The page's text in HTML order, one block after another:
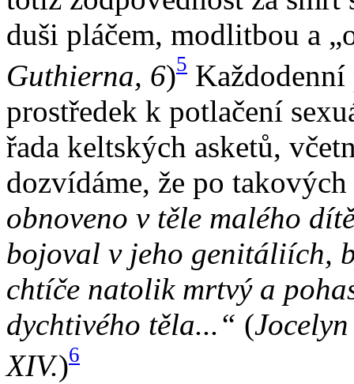
duši pláčem, modlitbou a
Guthierna, 6)5
prostředek k potlačení
řada keltských asketů,
dozvídáme, že po
obnoveno v těle malého
bojoval v jeho genitáliích,
chtíče natolik mrtvý a
dychtivého těla...“ (
XIV.)6